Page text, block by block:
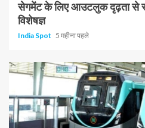
सेगमेंट के लिए आउटलुक दृढ़ता से
विशेषज्ञ
India Spot 5 महीना पहले